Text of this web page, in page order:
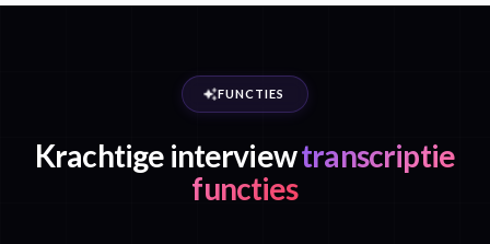
FUNCTIES
Krachtige interviewtranscriptie
functies